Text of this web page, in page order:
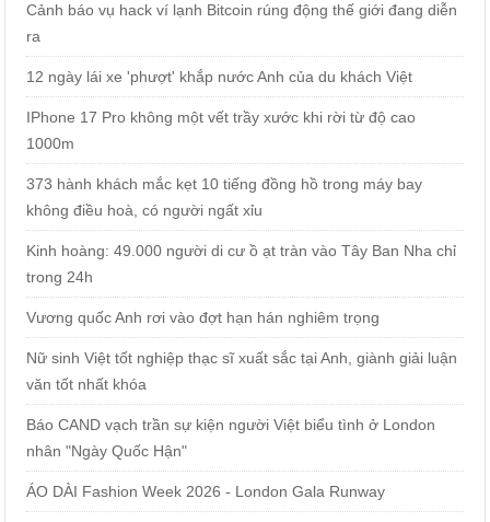
Cảnh báo vụ hack ví lạnh Bitcoin rúng động thế giới đang diễn
ra
12 ngày lái xe 'phượt' khắp nước Anh của du khách Việt
IPhone 17 Pro không một vết trầy xước khi rời từ độ cao
1000m
373 hành khách mắc kẹt 10 tiếng đồng hồ trong máy bay
không điều hoà, có người ngất xỉu
Kinh hoàng: 49.000 người di cư ồ ạt tràn vào Tây Ban Nha chỉ
trong 24h
Vương quốc Anh rơi vào đợt hạn hán nghiêm trọng
Nữ sinh Việt tốt nghiệp thạc sĩ xuất sắc tại Anh, giành giải luận
văn tốt nhất khóa
Báo CAND vạch trần sự kiện người Việt biểu tình ở London
nhân "Ngày Quốc Hận"
ÁO DÀI Fashion Week 2026 - London Gala Runway